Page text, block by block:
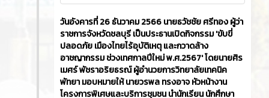
วันอังคารที่ 26 ธันวาคม 2566​ นายธวัชชัย ศรีทอง ผู้ว่า
ราชการจังหวัดชลบุรี เป็นประธานเปิดกิจกรรม 'ขับขี่
ปลอดภัย เมืองไทยไร้อุบัติเหตุ และกวาดล้าง
อาชญากรรม ช่วงเทศกาลปีใหม่ พ.ศ.2567' โดยนายศิร
เมศร์ พัชราอริยธรณ์ ผู้อำนวยการวิทยาลัยเทคนิค
พัทยา มอบหมายให้ นายวรพล ทรงอาจ หัวหน้างาน
โครงการพิเศษและบริการชุมชน นำนักเรียน นักศึกษา